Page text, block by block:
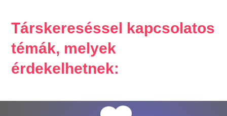
Társkereséssel kapcsolatos
témák, melyek
érdekelhetnek: